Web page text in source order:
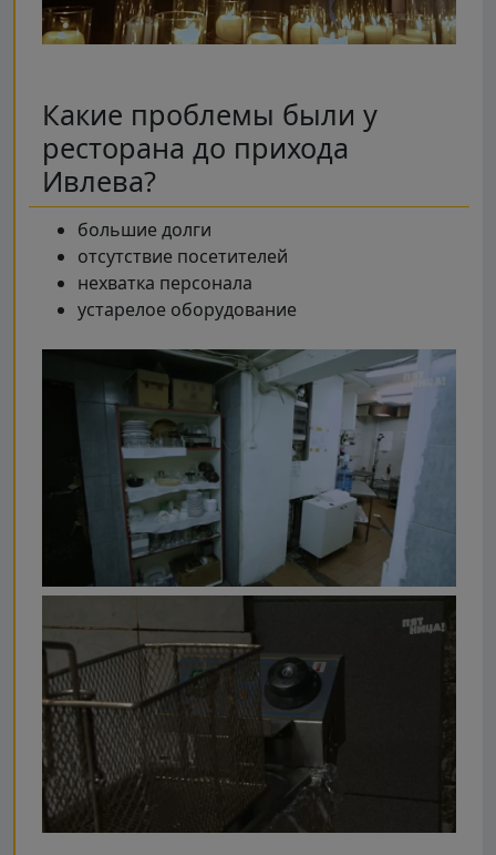
Какие проблемы были у
ресторана до прихода
Ивлева?
большие долги
отсутствие посетителей
нехватка персонала
устарелое оборудование